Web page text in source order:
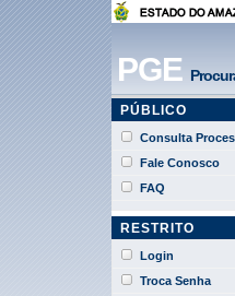
PGE
PÚBLICO
Consulta
Fale Conosco
FAQ
RESTRITO
Login
Troca Senha